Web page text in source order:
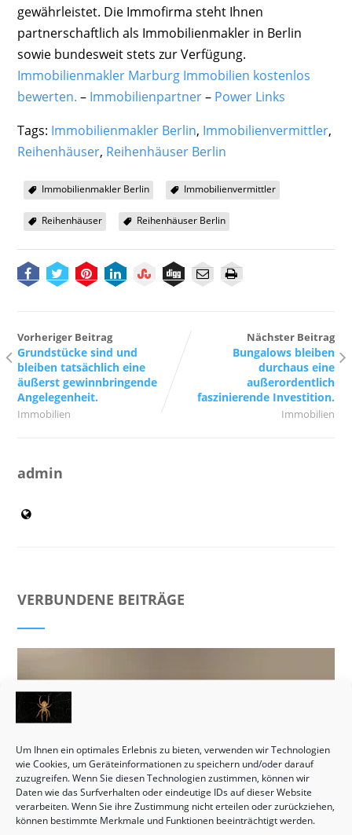
Um Ihnen ein optimales Erlebnis zu bieten, verwenden wir Technologien
wie Cookies, um Geräteinformationen zu speichern und/oder darauf
zuzugreifen. Wenn Sie diesen Technologien zustimmen, können wir
Daten wie das Surfverhalten oder eindeutige IDs auf dieser Website
verarbeiten. Wenn Sie ihre Zustimmung nicht erteilen oder zurückziehen,
können bestimmte Merkmale und Funktionen beeinträchtigt werden.
gewährleistet. Die Immofirma steht Ihnen
partnerschaftlich als Immobilienmakler in Berlin
sowie bundesweit stets zur Verfügung.
Immobilienmakler Marburg Immobilien kostenlos
bewerten. – Immobilienpartner– Power Links
Tags: Immobilienmakler Berlin, Immobilienvermittler,
Reihenhäuser, Reihenhäuser Berlin
Immobilienmakler Berlin Immobilienvermittler
Reihenhäuser Reihenhäuser Berlin
Vorheriger Beitrag
Grundstücke sind und
bleiben tatsächlich eine
äußerst gewinnbringende
Angelegenheit.
Immobilien
Nächster Beitrag
Bungalows bleiben
durchaus eine
außerordentlich
faszinierende Investition.
Immobilien
admin
VERBUNDENE BEITRÄGE